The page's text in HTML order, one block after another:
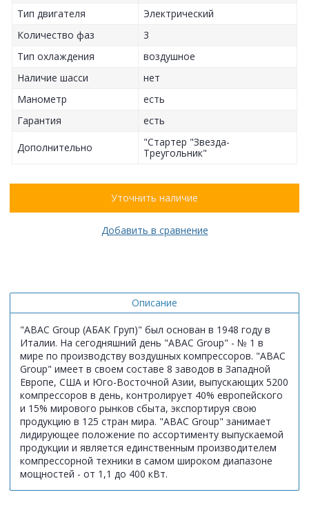
Тип двигателя
Электрический
Количество фаз
3
Тип охлаждения
воздушное
Наличие шасси
нет
Манометр
есть
Гарантия
есть
Дополнительно
"Стартер "Звезда-
Треугольник"
Уточнить наличие
Добавить в сравнение
Описание
"ABAC Group (АБАК Груп)" был основан в 1948 году в
Италии. На сегодняшний день "ABAC Group" - № 1 в
мире по производству воздушных компрессоров. "ABAC
Group" имеет в своем составе 8 заводов в Западной
Европе, США и Юго-Восточной Азии, выпускающих 5200
компрессоров в день, контролирует 40% европейского
и 15% мирового рынков сбыта, экспортируя свою
продукцию в 125 стран мира. "ABAC Group" занимает
лидирующее положение по ассортименту выпускаемой
продукции и является единственным производителем
компрессорной техники в самом широком диапазоне
мощностей - от 1,1 до 400 кВт.